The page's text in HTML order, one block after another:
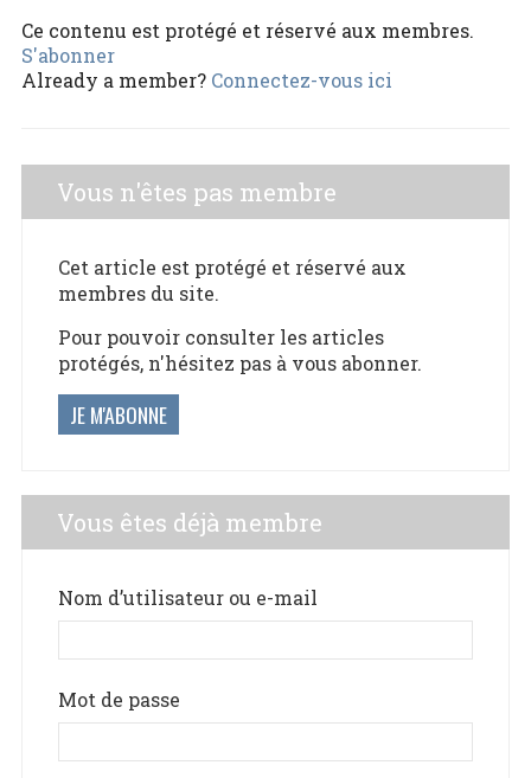
Ce contenu est protégé et réservé aux membres.
S'abonner
Already a member? Connectez-vous ici
Vous n'êtes pas membre
Cet article est protégé et réservé aux
membres du site.
Pour pouvoir consulter les articles
protégés, n'hésitez pas à vous abonner.
JE M'ABONNE
Vous êtes déjà membre
Nom d’utilisateur ou e-mail
Mot de passe